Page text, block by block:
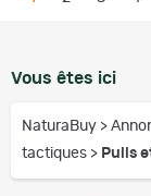
Vous êtes ici
NaturaBuy >
tactiques > Pulls